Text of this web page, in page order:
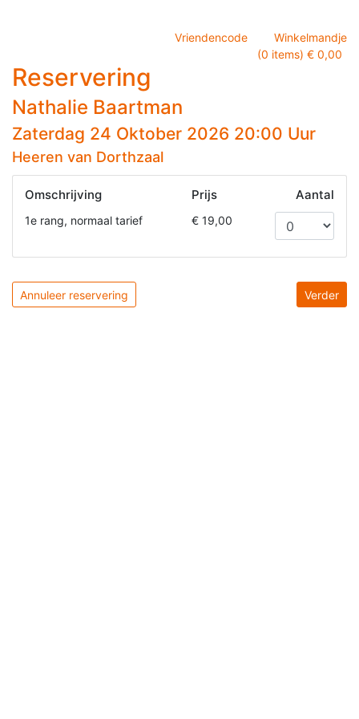
Vriendencode
Winkelmandje
(0 items) € 0,00
Reservering
Nathalie Baartman
Zaterdag 24 Oktober 2026 20:00 Uur
Heeren van Dorthzaal
Omschrijving Prijs Aantal
1e rang, normaal tarief € 19,00
Annuleer reservering Verder